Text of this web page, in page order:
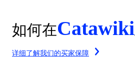
如何在Catawiki
详细了解我们的买家保障